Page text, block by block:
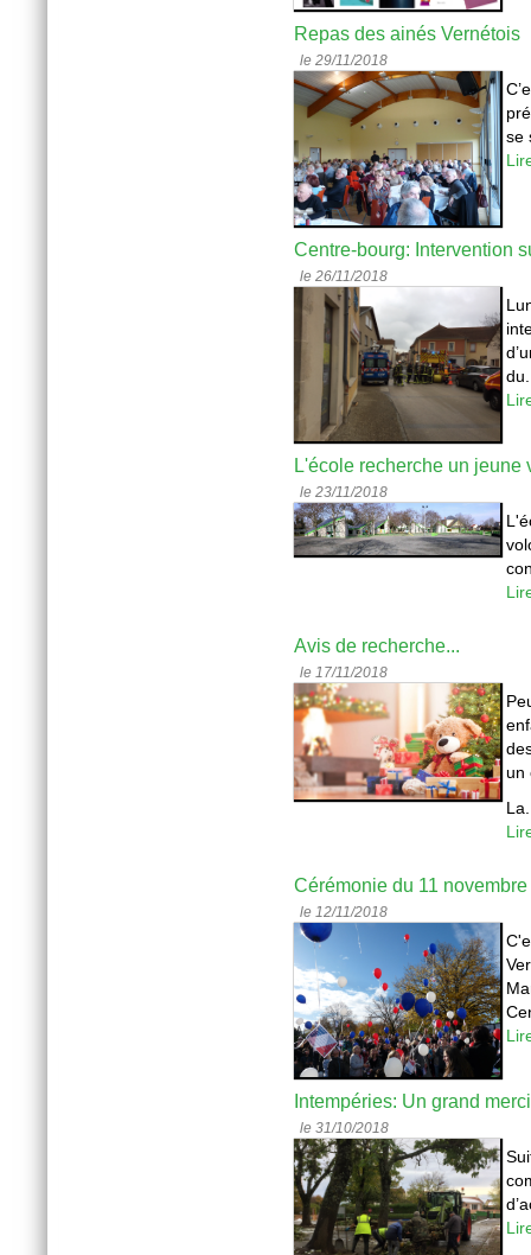
Repas des ainés Vernétois
le 29/11/2018
se
Centre-bourg: Intervention
le 26/11/2018
L'école recherche un
le 23/11/2018
Avis de recherche...
le 17/11/2018
un
Cérémonie du 11 novembre
le 12/11/2018
Intempéries: Un grand
le 31/10/2018